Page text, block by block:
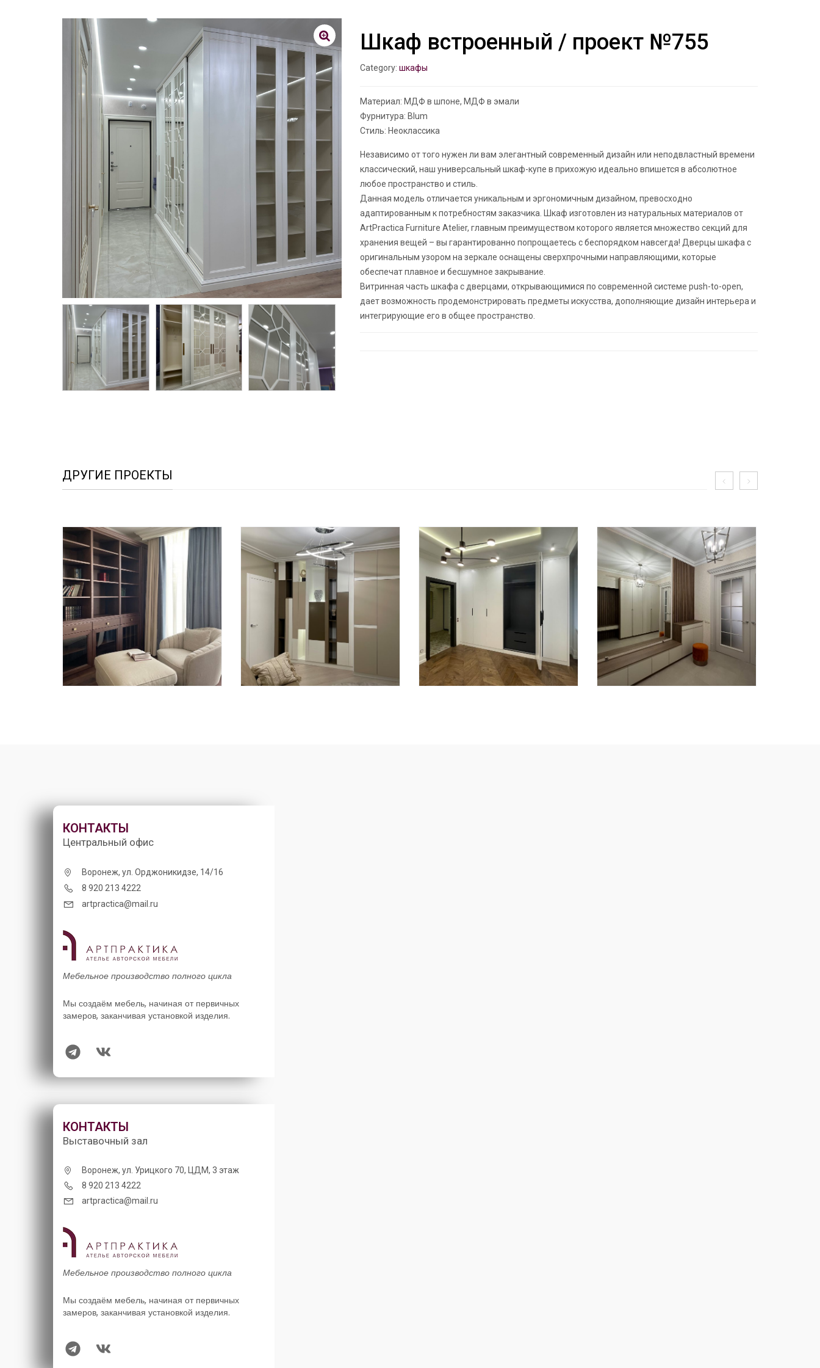
Шкаф встроенный / проект №755
Category: шкафы
Материал: МДФ в шпоне, МДФ в эмали
Фурнитура: Blum
Стиль: Неоклассика
Независимо от того нужен ли вам элегантный современный дизайн или неподвластный времени
классический, наш универсальный шкаф-купе в прихожую идеально впишется в абсолютное
любое пространство и стиль.
Данная модель отличается уникальным и эргономичным дизайном, превосходно
адаптированным к потребностям заказчика. Шкаф изготовлен из натуральных материалов от
ArtPractica Furniture Atelier, главным преимуществом которого является множество секций для
хранения вещей – вы гарантированно попрощаетесь с беспорядком навсегда! Дверцы шкафа с
оригинальным узором на зеркале оснащены сверхпрочными направляющими, которые
обеспечат плавное и бесшумное закрывание.
Витринная часть шкафа с дверцами, открывающимися по современной системе push-to-open,
дает возможность продемонстрировать предметы искусства, дополняющие дизайн интерьера и
интегрирующие его в общее пространство.
ДРУГИЕ ПРОЕКТЫ
КОНТАКТЫ
Центральный офис
Воронеж, ул. Орджоникидзе, 14/16
8 920 213 4222
artpractica@mail.ru
Мебельное производство полного цикла
Мы создаём мебель, начиная от первичных
замеров, заканчивая установкой изделия.
КОНТАКТЫ
Выставочный зал
Воронеж, ул. Урицкого 70, ЦДМ, 3 этаж
8 920 213 4222
artpractica@mail.ru
Мебельное производство полного цикла
Мы создаём мебель, начиная от первичных
замеров, заканчивая установкой изделия.